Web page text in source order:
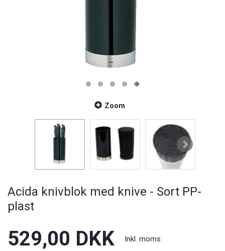
Zoom
Acida knivblok med knive - Sort PP-
plast
529,00 DKK Inkl. moms